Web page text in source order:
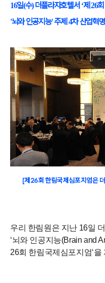
16일(수)더플라자호텔서 ‘제26
'뇌와 인공지능'주제 4차 산업혁
[제26회 한림국제심포지엄은
우리 한림원은 지난 16일
‘뇌와 인공지능(Brain and
26회 한림국제심포지엄‘을